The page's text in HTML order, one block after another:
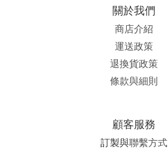
關於我們
商店介紹
運送政策
退換貨政策
條款與細則
顧客服務
訂製與聯繫方式